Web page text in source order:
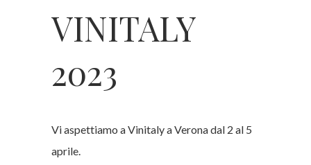
VINITALY
2023
Vi aspettiamo a Vinitaly a Verona dal 2 al 5
aprile.